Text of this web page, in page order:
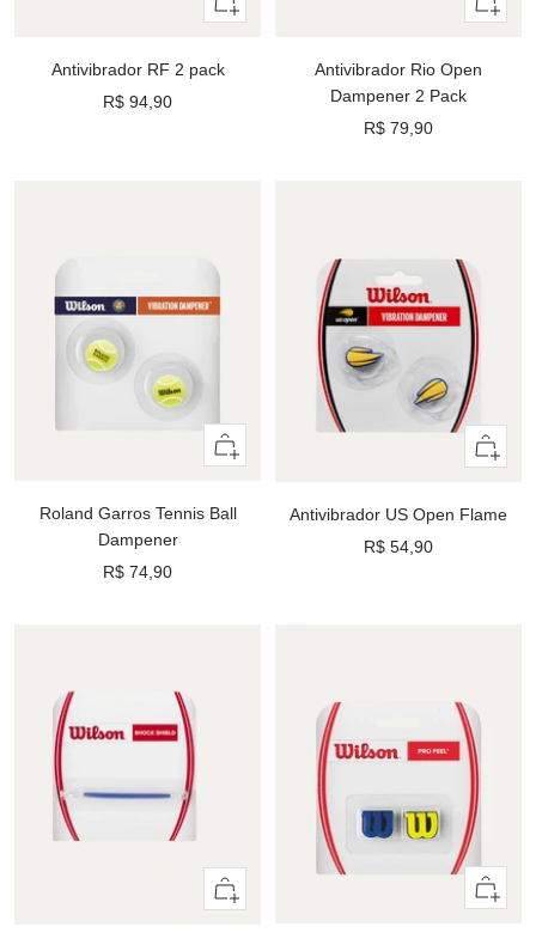
Antivibrador RF 2 pack
Preço
R$ 94,90
Antivibrador Rio Open
Dampener 2 Pack
Preço
R$ 79,90
Adicionar
Roland Garros Tennis Ball
Dampener
Preço
R$ 74,90
Antivibrador US Open Flame
Preço
R$ 54,90
Adicionar